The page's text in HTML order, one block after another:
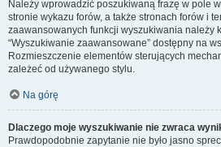
Należy wprowadzić poszukiwaną frazę w pole
stronie wykazu forów, a także stronach forów i
zaawansowanych funkcji wyszukiwania należy
“Wyszukiwanie zaawansowane” dostępny na
Rozmieszczenie elementów sterujących
zależeć od używanego stylu.
Na górę
Dlaczego moje wyszukiwanie nie zwraca
Prawdopodobnie zapytanie nie było jasno